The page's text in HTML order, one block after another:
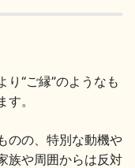
り“ご縁”のようなも
。
のの、特別な動機や
族や周囲からは反対